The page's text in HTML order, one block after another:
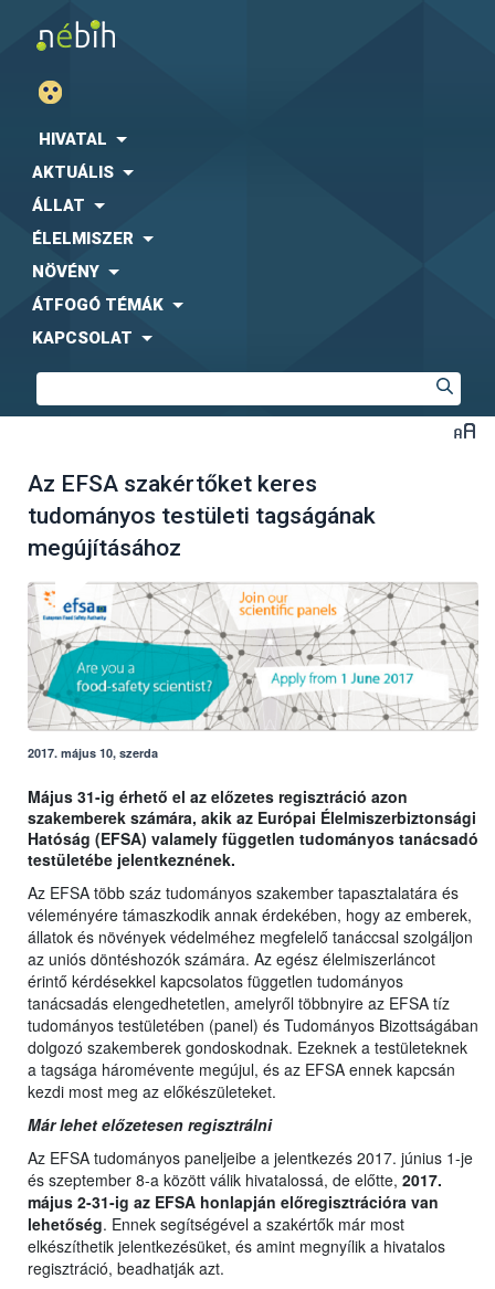
HIVATAL
AKTUÁLIS
ÁLLAT
ÉLELMISZER
NÖVÉNY
ÁTFOGÓ TÉMÁK
KAPCSOLAT
Az EFSA szakértőket keres
tudományos testületi tagságának
megújításához
2017. május 10, szerda
Május 31-ig érhető el az előzetes regisztráció azon
szakemberek számára, akik az Európai Élelmiszerbiztonsági
Hatóság (EFSA) valamely független tudományos tanácsadó
testületébe jelentkeznének.
Az EFSA több száz tudományos szakember tapasztalatára és
véleményére támaszkodik annak érdekében, hogy az emberek,
állatok és növények védelméhez megfelelő tanáccsal szolgáljon
az uniós döntéshozók számára. Az egész élelmiszerláncot
érintő kérdésekkel kapcsolatos független tudományos
tanácsadás elengedhetetlen, amelyről többnyire az EFSA tíz
tudományos testületében (panel) és Tudományos Bizottságában
dolgozó szakemberek gondoskodnak. Ezeknek a testületeknek
a tagsága háromévente megújul, és az EFSA ennek kapcsán
kezdi most meg az előkészületeket.
Már lehet előzetesen regisztrálni
Az EFSA tudományos paneljeibe a jelentkezés 2017. június 1-je
és szeptember 8-a között válik hivatalossá, de előtte, 2017.
május 2-31-ig az EFSA honlapján előregisztrációra van
lehetőség. Ennek segítségével a szakértők már most
elkészíthetik jelentkezésüket, és amint megnyílik a hivatalos
regisztráció, beadhatják azt.